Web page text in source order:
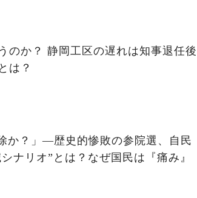
のか？ 静岡工区の遅れは知事退任後
は？
か？」―歴史的惨敗の参院選、自民
ナリオ”とは？なぜ国民は『痛み』